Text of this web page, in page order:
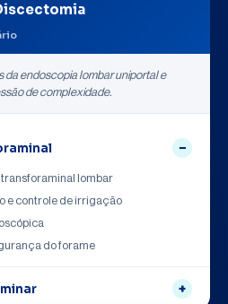
da endoscopia lombar uniportal e
de complexidade.
transforaminal lombar
e controle de irrigação
do forame